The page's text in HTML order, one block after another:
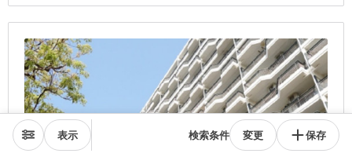
表示 検索条件 変更 保存